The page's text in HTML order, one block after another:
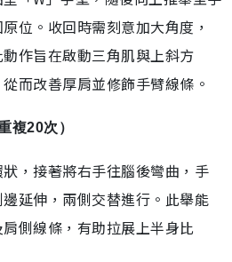
位。收回時需刻意加大角度，
作旨在啟動三角肌與上斜方
而改善厚肩並修飾手臂線條。
複20次）
，接著將右手往腦後彎曲，手
延伸，兩側交替進行。此舉能
側線條，有助拉展上半身比